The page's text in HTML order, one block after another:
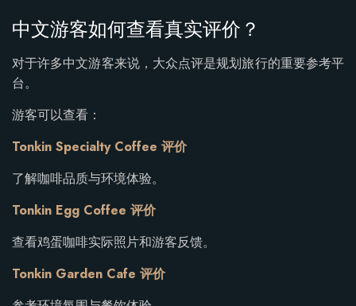
中文游客如何查看真实评价？
对于许多中文游客来说，大众点评是规划旅行的重要参考平
台。
游客可以查看：
Tonkin Specialty Coffee 评价
了解咖啡品质与环境体验。
Tonkin Egg Coffee 评价
查看鸡蛋咖啡实际照片和游客反馈。
Tonkin Garden Cafe 评价